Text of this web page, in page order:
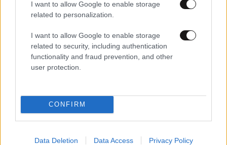
I want to allow Google to enable storage
related to personalization.
I want to allow Google to enable storage
related to security, including authentication
functionality and fraud prevention, and other
user protection.
CONFIRM
Data Deletion Data Access Privacy Policy
έχουν βρει στα στομάχια τους: Αντιλόπες,
σκυλιά, προφυλαχτικά, τηλεοράσεις και